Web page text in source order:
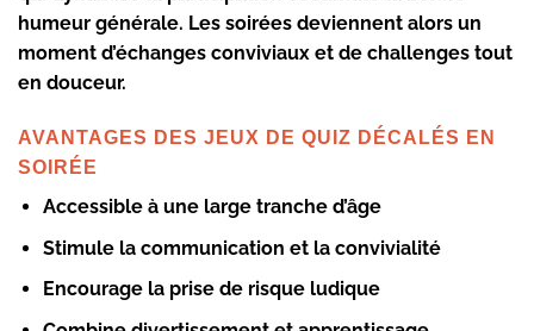
humeur générale. Les soirées deviennent alors un
moment d’échanges conviviaux et de challenges tout
en douceur.
AVANTAGES DES JEUX DE QUIZ DÉCALÉS EN
SOIRÉE
Accessible à une large tranche d’âge
Stimule la communication et la convivialité
Encourage la prise de risque ludique